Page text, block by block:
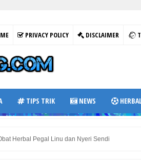
PRIVACY POLICY DISCLAIMER
TIPS TRIK NEWS
Herbal Pegal Linu dan Nyeri Sendi